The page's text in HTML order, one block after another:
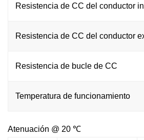
Resistencia de CC del conductor
Resistencia de CC del conductor
Resistencia de bucle de CC
Temperatura de funcionamiento
Atenuación @ 20 ℃